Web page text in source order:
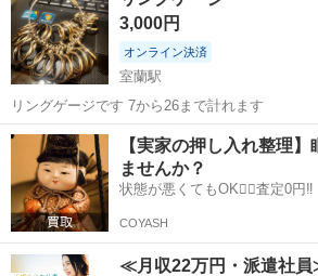
3,000円
オンライン決済
室蘭駅
リングゲージです 7から26まで計れます
北海道 室蘭市 室蘭駅 冠婚葬祭 ゲ
【実家の押し入れ整理
ませんか？
状態が悪くてもOK🙆‍♀️査定0円‼️
COYASH
≪月収22万円・派遣社